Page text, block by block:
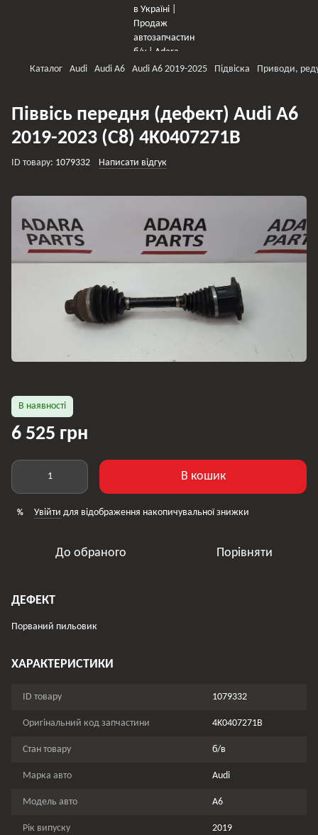
Каталог Audi Audi A6 Audi A6 2019-2025 Підвіска Приводи,
Піввісь передня (дефект) Audi A6
2019-2023 (C8) 4K0407271B
ID товару: 1079332 Написати відгук
В наявності
6 525 грн
В кошик
% Увійти для відображення накопичувальної знижки
До обраного Порівняти
ДЕФЕКТ
Порваний пильовик
ХАРАКТЕРИСТИКИ
ID товару 1079332
Оригінальний код запчастини 4K0407271B
Стан товару б/в
Марка авто Audi
Модель авто A6
Рік випуску 2019